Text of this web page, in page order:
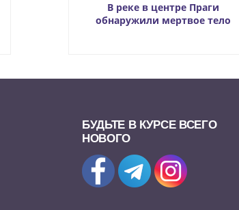
В реке в центре Праги
обнаружили мертвое тело
БУДЬТЕ В КУРСЕ ВСЕГО
НОВОГО